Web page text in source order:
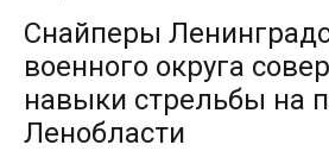
Снайперы
военного округа
навыки стрельбы на
Ленобласти